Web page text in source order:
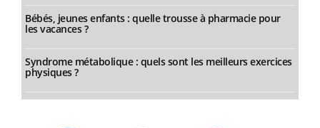
Bébés, jeunes enfants : quelle trousse à pharmacie pour
les vacances ?
Syndrome métabolique : quels sont les meilleurs exercices
physiques ?